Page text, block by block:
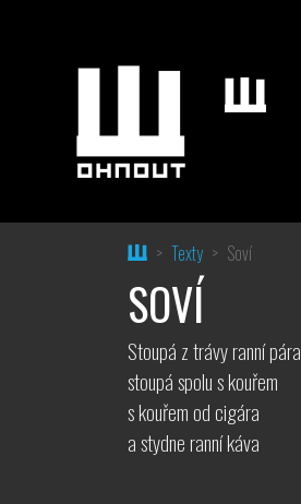
HomeTexty Soví
SOVÍ
Stoupá z trávy ranní pára
stoupá spolu s kouřem
s kouřem od cigára
a stydne ranní káva